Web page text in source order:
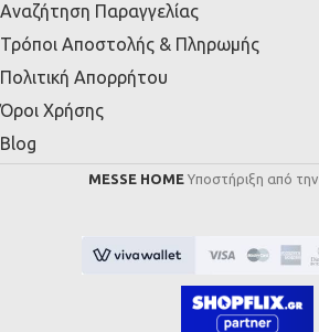
Αναζήτηση Παραγγελίας
Τρόποι Αποστολής & Πληρωμής
Πολιτική Απορρήτου
Όροι Χρήσης
Blog
MESSE HOME Υποστήριξη από την